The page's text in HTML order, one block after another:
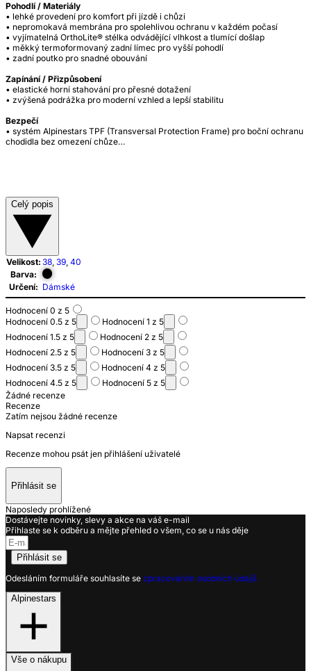
Pohodlí / Materiály
• lehké provedení pro komfort při jízdě i chůzi
• nepromokavá membrána pro spolehlivou ochranu v každém počasí
• vyjímatelná OrthoLite® stélka odvádějící vlhkost a tlumící došlap
• měkký termoformovaný zadní límec pro vyšší pohodlí
• zadní poutko pro snadné obouvání
Zapínání / Přizpůsobení
• elastické horní stahování pro přesné dotažení
• zvýšená podrážka pro moderní vzhled a lepší stabilitu
Bezpečí
• systém Alpinestars TPF (Transversal Protection Frame) pro boční ochranu
chodidla bez omezení chůze…
Celý popis
Velikost: 38, 39, 40
Barva:
Určení: Dámské
Hodnocení 0 z 5
Hodnocení 0.5 z 5
Hodnocení 1 z 5
Hodnocení 1.5 z 5
Hodnocení 2 z 5
Hodnocení 2.5 z 5
Hodnocení 3 z 5
Hodnocení 3.5 z 5
Hodnocení 4 z 5
Hodnocení 4.5 z 5
Hodnocení 5 z 5
Žádné recenze
Recenze
Zatím nejsou žádné recenze
Napsat recenzi
Recenze mohou psát jen přihlášení uživatelé
Přihlásit se
Naposledy prohlížené
Dostávejte novinky, slevy a akce na váš e-mail
Přihlaste se k odběru a mějte přehled o všem, co se u nás děje
Přihlásit se
Odesláním formuláře souhlasíte se zpracováním osobních údajů.
Alpinestars
Vše o nákupu